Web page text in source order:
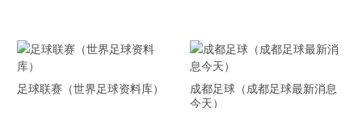
足球联赛（世界足球资料库）
成都足球（成都足球最新消息
今天）